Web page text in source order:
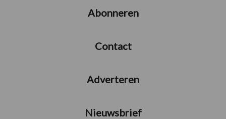
Abonneren
Contact
Adverteren
Nieuwsbrief